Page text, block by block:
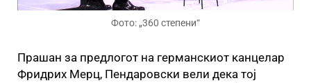
Фото: „360 степени“
Прашан за предлогот на германскиот канцелар
Фридрих Мерц, Пендаровски вели дека тој